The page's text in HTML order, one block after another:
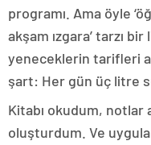
programı. Ama öyle
akşam ızgara’ tarzı
yeneceklerin tarifleri
şart: Her gün üç litre
Kitabı okudum, notlar
oluşturdum. Ve